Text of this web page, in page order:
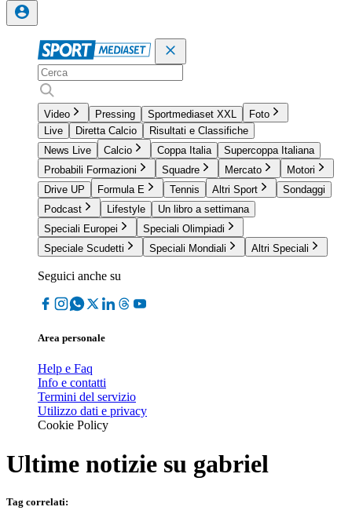
Video Pressing Sportmediaset XXL
Foto
Live
Diretta Calcio
Risultati e Classifiche
News Live
Calcio Coppa Italia
Supercoppa Italiana
Probabili Formazioni
Squadre Mercato
Motori
Drive UP
Formula E Tennis Altri Sport
Sondaggi
Podcast
Lifestyle
Un libro a settimana
Speciali Europei
Speciali Olimpiadi
Speciale Scudetti
Speciali Mondiali Altri Speciali
Seguici anche su
Area personale
Help e Faq
Info e contatti
Termini del servizio
Utilizzo dati e privacy
Cookie Policy
Ultime notizie su gabriel
Tag correlati: